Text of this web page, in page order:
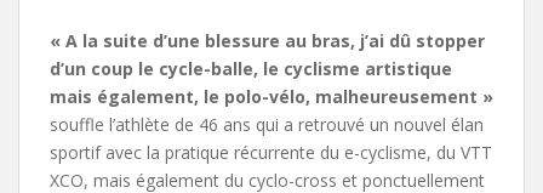
« A la suite d’une blessure au bras, j’ai dû stopper
d’un coup le cycle-balle, le cyclisme artistique
mais également, le polo-vélo, malheureusement »
souffle l’athlète de 46 ans qui a retrouvé un nouvel élan
sportif avec la pratique récurrente du e-cyclisme, du VTT
XCO, mais également du cyclo-cross et ponctuellement